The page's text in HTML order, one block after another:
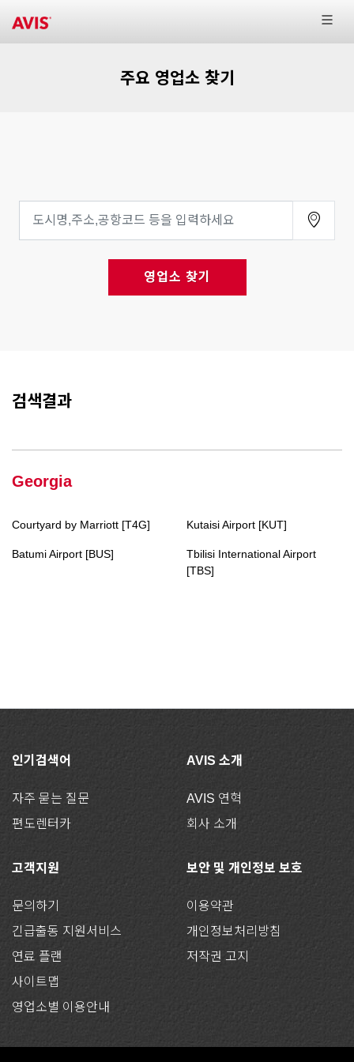
주요 영업소 찾기
영업소 찾기
검색결과
Georgia
Courtyard by Marriott [T4G] Kutaisi Airport [KUT]
Batumi Airport [BUS]
Tbilisi International Airport
[TBS]
인기검색어
자주 묻는 질문
편도렌터카
AVIS 소개
AVIS 연혁
회사 소개
고객지원
문의하기
긴급출동 지원서비스
연료 플랜
사이트맵
영업소별 이용안내
보안 및 개인정보 보호
이용약관
개인정보처리방침
저작권 고지